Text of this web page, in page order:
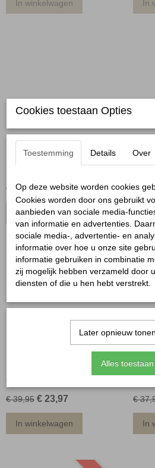
In winkelwagen In
€ 8,95
In winkelwagen
€
In
-40%
€ 39,95 € 23,97
In winkelwagen
€
In
Cookies toestaan Opties
Toestemming Details Over
Op deze website worden cookies
Cookies worden door ons gebruikt
aanbieden van sociale media-
van informatie en advertenties.
sociale media-, advertentie- en
informatie over hoe u onze site
informatie gebruiken in combinatie
zij mogelijk hebben verzameld door
diensten of die u hen hebt verstrekt.
Later opnieuw tonen
Alles toestaan